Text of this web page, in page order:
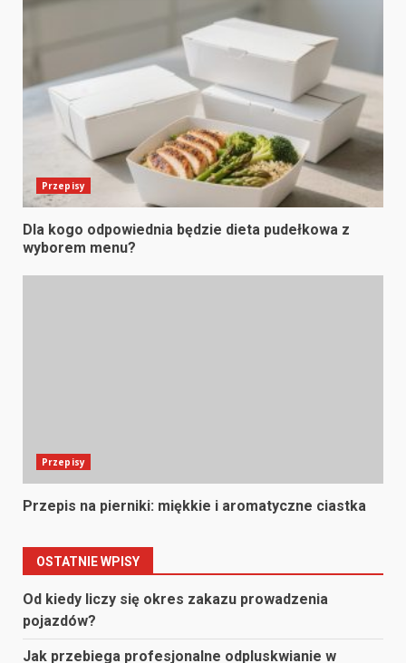
Przepisy
Dla kogo odpowiednia będzie dieta pudełkowa z
wyborem menu?
Przepisy
Przepis na pierniki: miękkie i aromatyczne ciastka
OSTATNIE WPISY
Od kiedy liczy się okres zakazu prowadzenia
pojazdów?
Jak przebiega profesjonalne odpluskwianie w